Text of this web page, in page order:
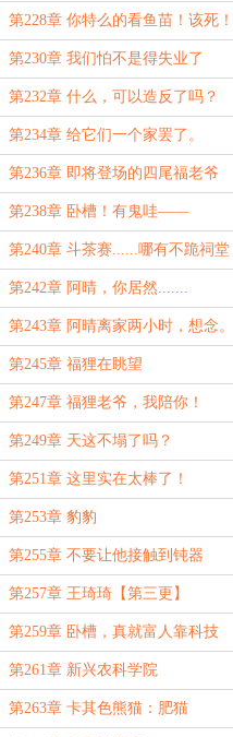
第228章 你特么的看鱼苗！该死！
第230章 我们怕不是得失业了
第232章 什么，可以造反了吗？
第234章 给它们一个家罢了。
第236章 即将登场的四尾福老爷
第238章 卧槽！有鬼哇——
第240章 斗茶赛......哪有不跪祠堂
的！
第242章 阿晴，你居然.......
第243章 阿晴离家两小时，想念。
第245章 福狸在眺望
第247章 福狸老爷，我陪你！
第249章 天这不塌了吗？
第251章 这里实在太棒了！
第253章 豹豹
第255章 不要让他接触到钝器
第257章 王琦琦【第三更】
第259章 卧槽，真就富人靠科技
第261章 新兴农科学院
第263章 卡其色熊猫：肥猫